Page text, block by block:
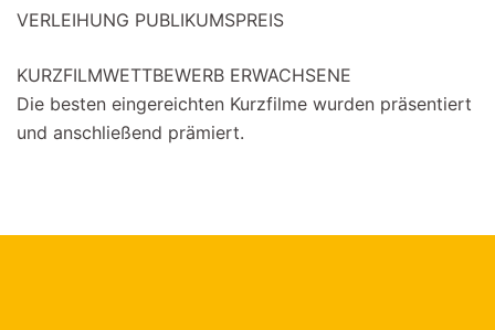
VERLEIHUNG PUBLIKUMSPREIS
KURZFILMWETTBEWERB ERWACHSENE
Die besten eingereichten Kurzfilme wurden präsentiert
und anschließend prämiert.